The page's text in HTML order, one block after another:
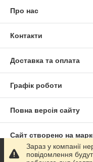
Про нас
Контакти
Доставка та оплата
Графік роботи
Повна версія сайту
Сайт створено на
Політика
Зараз у компанії
повідомлення